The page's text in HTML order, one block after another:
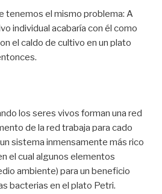
tenemos el mismo problema: A
individual acabaría con él como
el caldo de cultivo en un plato
los seres vivos forman una red
de la red trabaja para cado
sistema inmensamente más rico
el cual algunos elementos
ambiente) para un beneficio
bacterias en el plato Petri.